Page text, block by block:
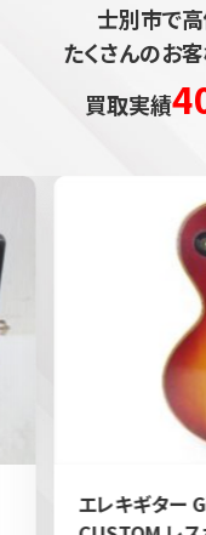
士別市で
たくさんのお
買取実績
エレキギター